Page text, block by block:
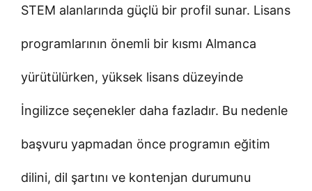
STEM alanlarında güçlü bir profil sunar. Lisans
programlarının önemli bir kısmı Almanca
yürütülürken, yüksek lisans düzeyinde
İngilizce seçenekler daha fazladır. Bu nedenle
başvuru yapmadan önce programın eğitim
dilini, dil şartını ve kontenjan durumunu